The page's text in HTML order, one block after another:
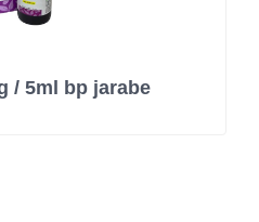
/ 5ml bp jarabe